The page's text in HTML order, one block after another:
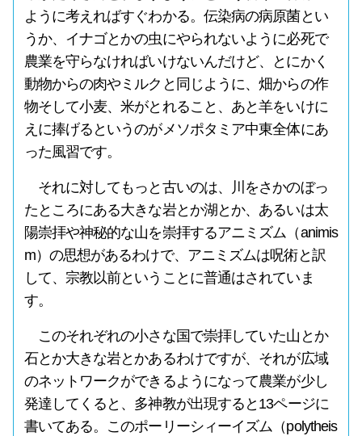
ように考えればすぐわかる。伝染病の病原菌とい
うか、イナゴとかの虫にやられないように必死で
農業を守らなければいけないんだけど、とにかく
動物からの肉やミルクと同じように、畑からの作
物そして小麦、米がとれること、あと羊をいけに
えに捧げるというのがメソポタミア中東全体にあ
った風習です。
それに対してもっと古いのは、川をさかのぼっ
たところにある大きな岩とか湖とか、あるいは太
陽崇拝や神秘的な山を崇拝するアニミズム（animis
m）の思想があるわけで、アニミズムは呪術と訳
して、宗教以前ということに普通はされていま
す。
このそれぞれの小さな国で崇拝していた山とか
石とか大きな岩とかあるわけですが、それが広域
のネットワークができるようになって農業が少し
発達してくると、多神教が出現すると13ページに
書いてある。このポーリーシィーイズム（polytheis